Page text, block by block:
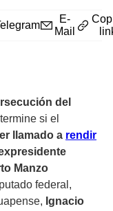
E-
Mail
del
si el
llamado a rendir
Manzo
federal,
Ignacio